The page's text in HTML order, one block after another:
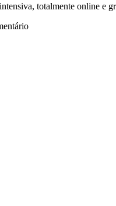
totalmente online e